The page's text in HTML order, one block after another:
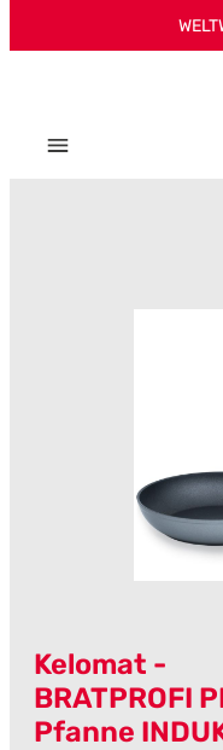
Zum Hauptinhalt
Kelomat -
BRATPROFI
Pfanne